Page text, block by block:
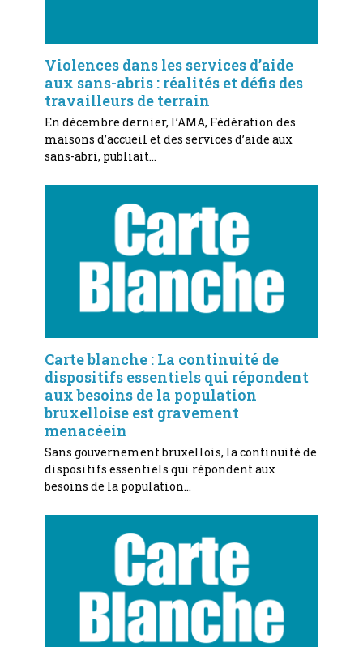
Violences dans les services d’aide
aux sans-abris : réalités et défis des
travailleurs de terrain
En décembre dernier, l’AMA, Fédération des
maisons d’accueil et des services d’aide aux
sans-abri, publiait…
Carte blanche : La continuité de
dispositifs essentiels qui répondent
aux besoins de la population
bruxelloise est gravement
menacéein
Sans gouvernement bruxellois, la continuité de
dispositifs essentiels qui répondent aux
besoins de la population…